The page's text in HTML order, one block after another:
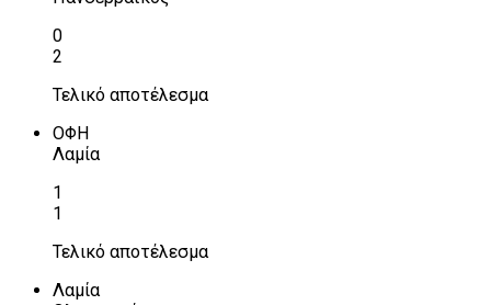
0
2
Τελικό αποτέλεσμα
ΟΦΗ
Λαμία
1
1
Τελικό αποτέλεσμα
Λαμία